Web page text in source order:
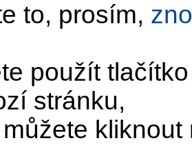
to, prosím,
použít
stránku,